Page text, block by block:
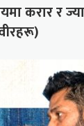
करार र